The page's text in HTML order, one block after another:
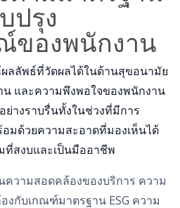
ปรุง
ของพนักงาน
ลลัพธ์ที่วัดผลได้ในด้านสุขอนามัย
และความพึงพอใจของพนักงาน
ย่างราบรื่นทั้งในช่วงที่มีการ
มด้วยความสะอาดที่มองเห็นได้
ที่สงบและเป็นมืออาชีพ
ความสอดคล้องของบริการ ความ
งกับเกณฑ์มาตรฐาน ESG ความ